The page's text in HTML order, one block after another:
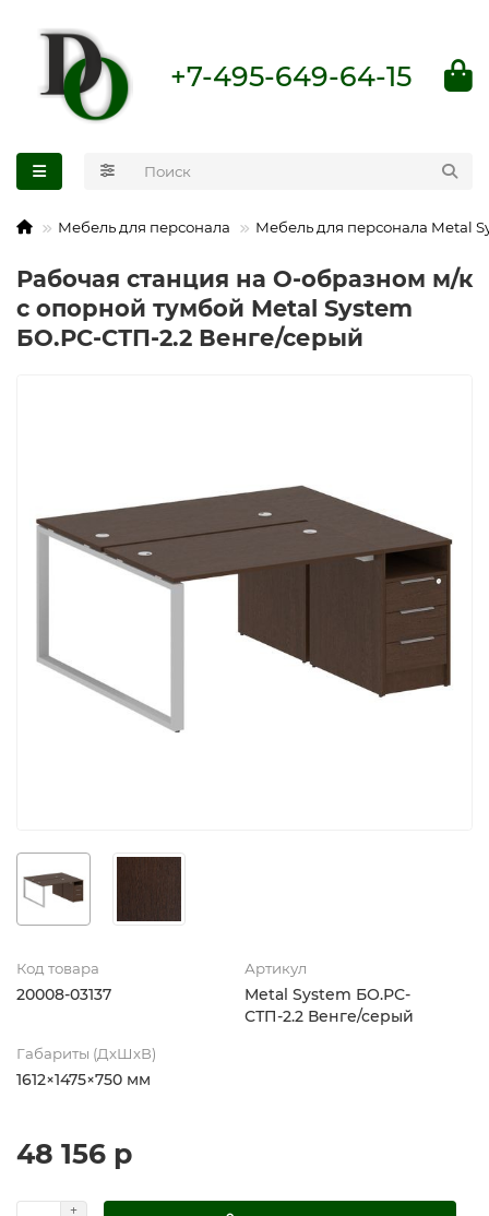
+7-495-649-64-15
Мебель для персонала Мебель для персонала Metal
Рабочая станция на О-образном м/к
с опорной тумбой Metal System
БО.РС-СТП-2.2 Венге/серый
Код товара
20008-03137
Артикул
Metal System БО.РС-
СТП-2.2 Венге/серый
Габариты (ДхШхВ)
1612×1475×750 мм
48 156 р